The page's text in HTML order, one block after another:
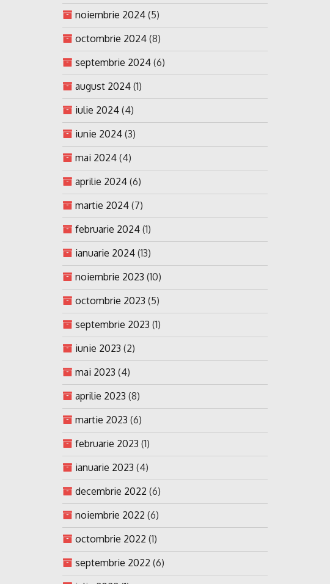
noiembrie 2024 (5)
octombrie 2024 (8)
septembrie 2024 (6)
august 2024 (1)
iulie 2024 (4)
iunie 2024 (3)
mai 2024 (4)
aprilie 2024 (6)
martie 2024 (7)
februarie 2024 (1)
ianuarie 2024 (13)
noiembrie 2023 (10)
octombrie 2023 (5)
septembrie 2023 (1)
iunie 2023 (2)
mai 2023 (4)
aprilie 2023 (8)
martie 2023 (6)
februarie 2023 (1)
ianuarie 2023 (4)
decembrie 2022 (6)
noiembrie 2022 (6)
octombrie 2022 (1)
septembrie 2022 (6)